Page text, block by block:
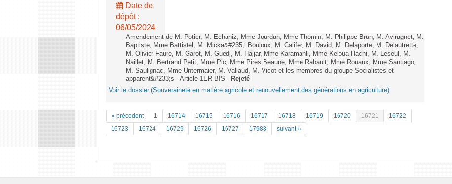
Date de
dépôt :
06/05/2024
Amendement de M. Potier, M. Echaniz, Mme Jourdan, Mme Thomin, M. Philippe Brun, M. Aviragnet, M.
Baptiste, Mme Battistel, M. Micka&#235;l Bouloux, M. Califer, M. David, M. Delaporte, M. Delautrette,
M. Olivier Faure, M. Garot, M. Guedj, M. Hajjar, Mme Karamanli, Mme Keloua Hachi, M. Leseul, M.
Naillet, M. Bertrand Petit, Mme Pic, Mme Pires Beaune, Mme Rabault, Mme Rouaux, Mme Santiago,
M. Saulignac, Mme Untermaier, M. Vallaud, M. Vicot et les membres du groupe Socialistes et
apparent&#233;s - Article 1ER BIS - Rejeté
Voir le dossier (Souveraineté en matière agricole et renouvellement des générations en agriculture)
« précedent 1 16714 16715 16716 16717 16718 16719 16720 16721
16722
16723
16724 16725 16726 16727 17988 suivant »